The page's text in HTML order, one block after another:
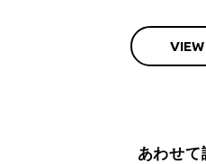
あわせ